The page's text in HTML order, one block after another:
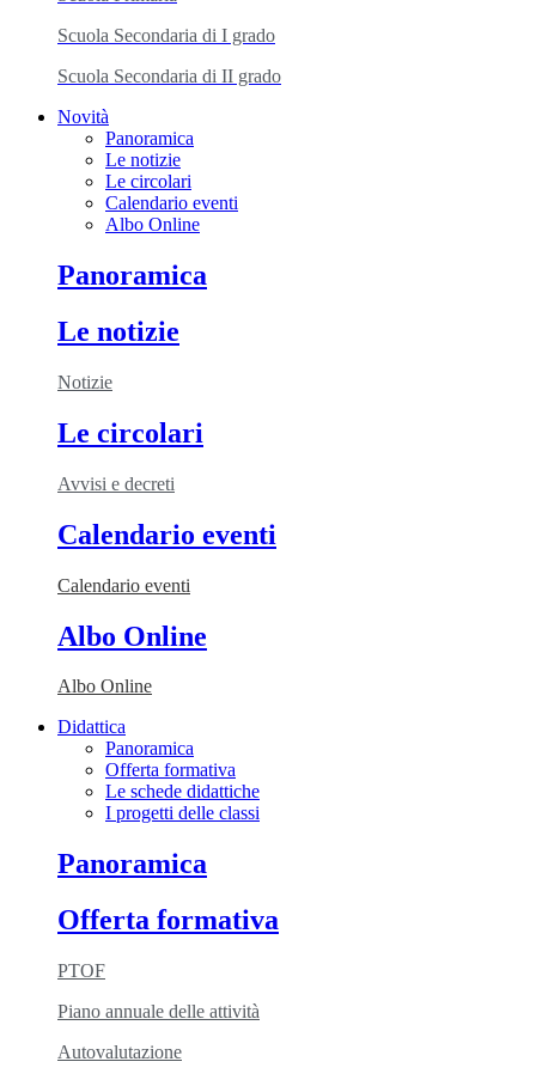
Scuola Secondaria di I grado
Scuola Secondaria di II grado
Novità
Panoramica
Le notizie
Le circolari
Calendario eventi
Albo Online
Panoramica
Le notizie
Notizie
Le circolari
Avvisi e decreti
Calendario eventi
Calendario eventi
Albo Online
Albo Online
Didattica
Panoramica
Offerta formativa
Le schede didattiche
I progetti delle classi
Panoramica
Offerta formativa
PTOF
Piano annuale delle attività
Autovalutazione